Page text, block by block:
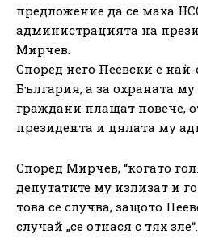
предложение да се маха
администрацията на
Мирчев.
Според него Пеевски е
България, а за охраната
граждани плащат повече,
президента и цялата му
Според Мирчев, “когато
депутатите му излизат и
това се случва, защото
случай „се отнася с тях зле“.